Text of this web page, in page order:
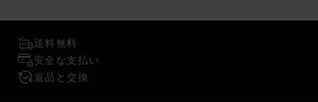
送料無料
安全な支払い
返品と交換